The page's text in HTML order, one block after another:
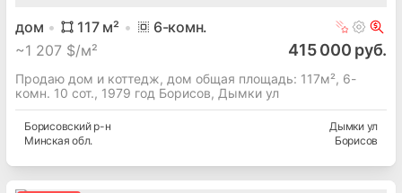
дом 117м² 6-комн.
~1 207 $/м² 415 000 руб.
Продаю дом и коттедж, дом общая площадь: 117м², 6-
комн. 10 сот., 1979 год Борисов, Дымки ул
Борисовскийр-н
Минская обл.
Дымки ул
Борисов